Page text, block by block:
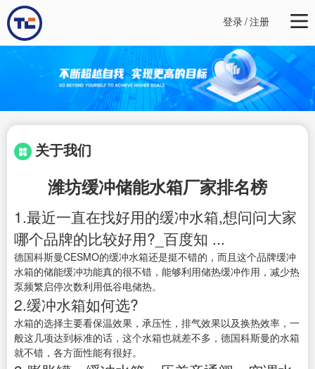
登录/注册
关于我们
潍坊缓冲储能水箱厂家排名榜
1.最近一直在找好用的缓冲水箱,想问问大家
哪个品牌的比较好用?_百度知 ...
德国科斯曼CESMO的缓冲水箱还是挺不错的，而且这个品牌缓冲
水箱的储能缓冲功能真的很不错，能够利用储热缓冲作用，减少热
泵频繁启停次数利用低谷电储热。
2.缓冲水箱如何选?
水箱的选择主要看保温效果，承压性，排气效果以及换热效率，一
般这几项达到标准的话，这个水箱也就差不多，德国科斯曼的水箱
就不错，各方面性能有很好。